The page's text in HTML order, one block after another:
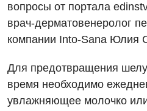
Мероприятия БПР
Интернатура
Диагностика
Ангиографические
вопросы от портала
врач-дерматовенеролог
компании Into-Sana Юлия
Для предотвращения
время необходимо
увлажняющее молочко